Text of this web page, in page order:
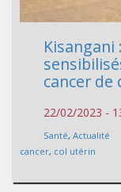
cancer de
22/02/2023 -
Santé, Actualité
cancer, col utérin